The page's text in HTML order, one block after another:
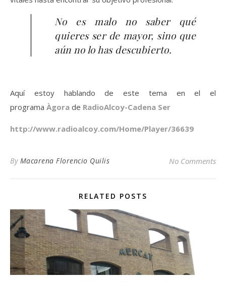
No es malo no saber qué
quieres ser de mayor, sino que
aún no lo has descubierto.
Aquí estoy hablando de este tema en el el
programa Àgora de RadioAlcoy-Cadena Ser
http://www.radioalcoy.com/Home/Player/36639
By Macarena Florencio Quilis No Comments
RELATED POSTS